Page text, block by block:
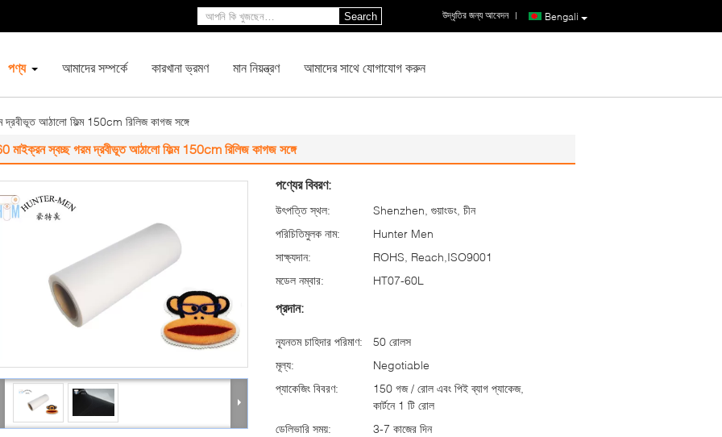
Bengali
উদ্ধৃতির জন্য আবেদন |
Search
পণ্য আমাদের সম্পর্কে কারখানা ভ্রমণ মান নিয়ন্ত্রণ আমাদের সাথে যোগাযোগ করুন
আঠালো ফিল্ম 150cm রিলিজ কাগজ সঙ্গে
মাইক্রন স্বচ্ছ গরম দ্রবীভূত আঠালো ফিল্ম 150cm রিলিজ কাগজ সঙ্গে
পণ্যের বিবরণ:
উৎপত্তি স্থল:
Shenzhen, গুয়াংডং, চীন
পরিচিতিমুলক নাম:
Hunter Men
সাক্ষ্যদান:
ROHS, Reach,ISO9001
মডেল নম্বার:
HT07-60L
প্রদান:
ন্যূনতম চাহিদার পরিমাণ:
50 রোলস
মূল্য:
Negotiable
প্যাকেজিং বিবরণ:
150 গজ / রোল এবং পিই ব্যাগ প্যাকেজ,
কার্টনে 1 টি রোল
ডেলিভারি সময়:
3-7 কাজের দিন